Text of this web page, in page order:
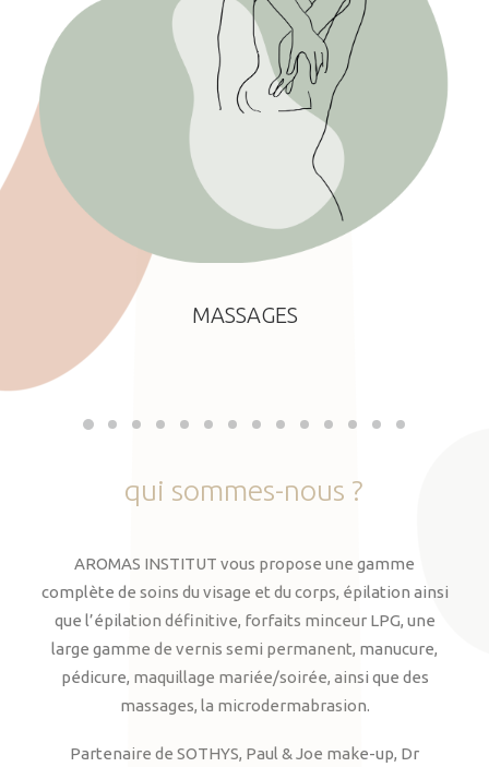
MASSAGES
qui sommes-nous ?
AROMAS INSTITUT vous propose une gamme
complète de soins du visage et du corps, épilation ainsi
que l’épilation définitive, forfaits minceur LPG, une
large gamme de vernis semi permanent, manucure,
pédicure, maquillage mariée/soirée, ainsi que des
massages, la microdermabrasion.
Partenaire de SOTHYS, Paul & Joe make-up, Dr